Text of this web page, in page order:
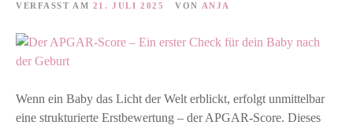
VERFASST AM 21. JULI 2025 VON ANJA
Wenn ein Baby das Licht der Welt erblickt, erfolgt unmittelbar
eine strukturierte Erstbewertung – der APGAR-Score. Dieses